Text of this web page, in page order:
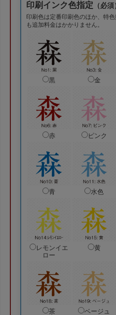
印刷インク色指定 （必須
印刷色は定番印刷色のほか、特
も追加料金はかかりません。
黒 金
赤 ピンク
青 水色
レモンイエ
ロー
黄
茶 ベージュ